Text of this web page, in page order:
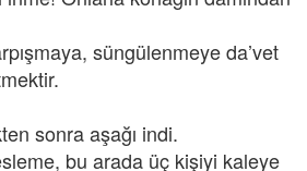
süngülenmeye da’vet
sonra aşağı indi.
bu arada üç kişiyi kaleye